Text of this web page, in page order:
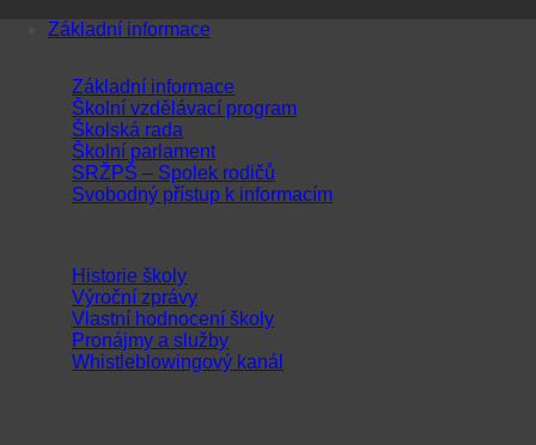
PřeskočitZákladní informace
Základní informace
Školní vzdělávací program
Školská rada
Školní parlament
SRŽPŠ – Spolek rodičů
Svobodný přístup k informacím
Historie školy
Výroční zprávy
Vlastní hodnocení školy
Pronájmy a služby
Whistleblowingový kanál